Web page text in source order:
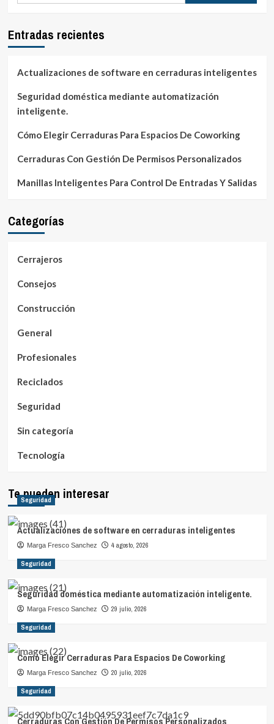
Entradas recientes
Actualizaciones de software en cerraduras inteligentes
Seguridad doméstica mediante automatización
inteligente.
Cómo Elegir Cerraduras Para Espacios De Coworking
Cerraduras Con Gestión De Permisos Personalizados
Manillas Inteligentes Para Control De Entradas Y Salidas
Categorías
Cerrajeros
Consejos
Construcción
General
Profesionales
Reciclados
Seguridad
Sin categoría
Tecnología
Te pueden interesar
Seguridad
Actualizaciones de software en cerraduras inteligentes
Marga Fresco Sanchez 4 agosto, 2026
Seguridad
Seguridad doméstica mediante automatización inteligente.
Marga Fresco Sanchez 29 julio, 2026
Seguridad
Cómo Elegir Cerraduras Para Espacios De Coworking
Marga Fresco Sanchez 20 julio, 2026
Seguridad
Cerraduras Con Gestión De Permisos Personalizados